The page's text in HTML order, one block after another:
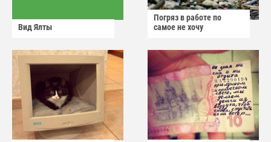
Вид Ялты
Погряз в работе по
самое не хочу